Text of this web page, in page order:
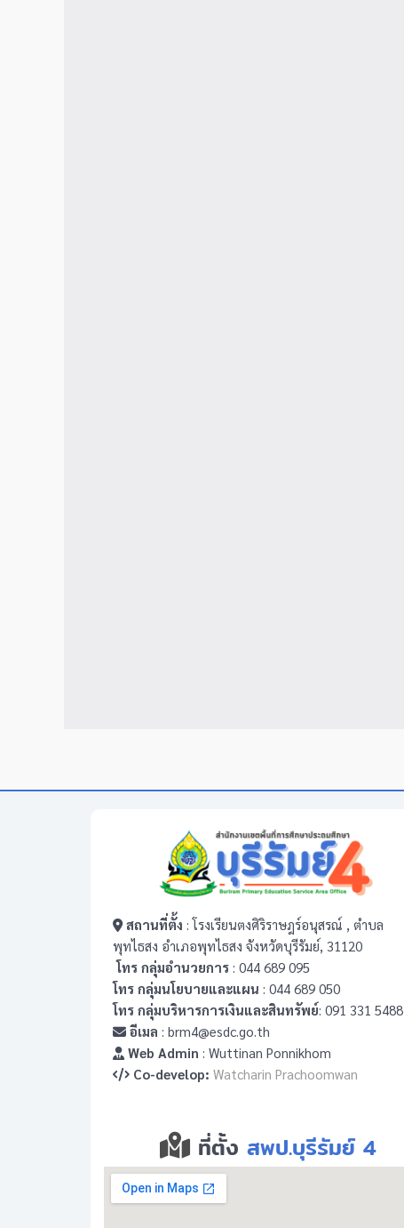
สถานที่ตั้ง : โรงเรียนตงศิริราษฎร์อนุสรณ์ , ตำบล
พุทไธสง อำเภอพุทไธสง จังหวัดบุรีรัมย์, 31120
โทร กลุ่มอำนวยการ : 044 689 095
โทร กลุ่มนโยบายและแผน : 044 689 050
โทร กลุ่มบริหารการเงินและสินทรัพย์: 091 331 5488
อีเมล : brm4@esdc.go.th
Web Admin : Wuttinan Ponnikhom
Co-develop: Watcharin Prachoomwan
ที่ตั้ง สพป.บุรีรัมย์ 4